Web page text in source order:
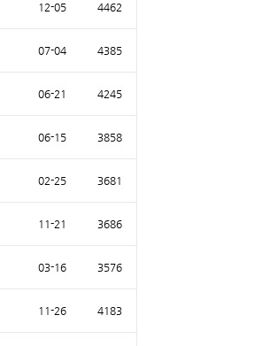
12-05 4462
07-04 4385
06-21 4245
06-15 3858
02-25 3681
11-21 3686
03-16 3576
11-26 4183